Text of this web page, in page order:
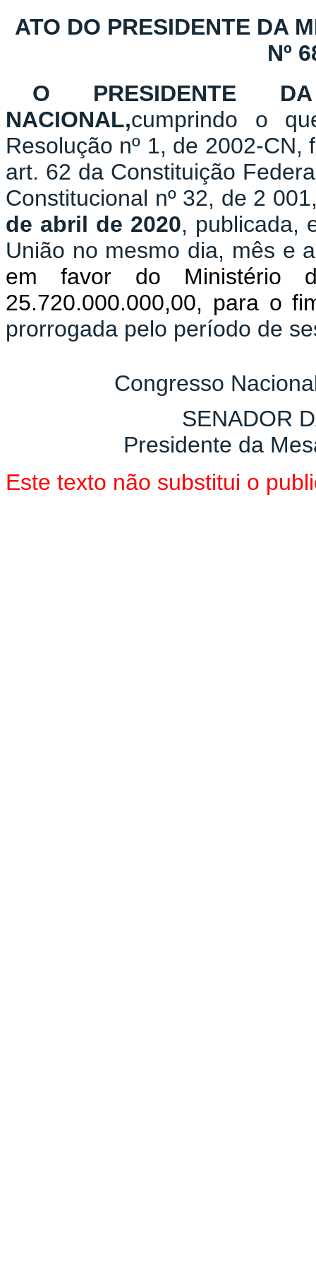
ATO DO PRESIDENTE DA
Nº
O PRESIDENTE
NACIONAL,cumprindo o
Resolução nº 1, de 2002-
art. 62 da Constituição
Constitucional nº 32, de 2
de abril de 2020, publicada,
União no mesmo dia, mês e
em favor do Ministério
25.720.000.000,00, para o
prorrogada pelo período de
Congresso
SENADOR
Presidente da
Este texto não substitui o